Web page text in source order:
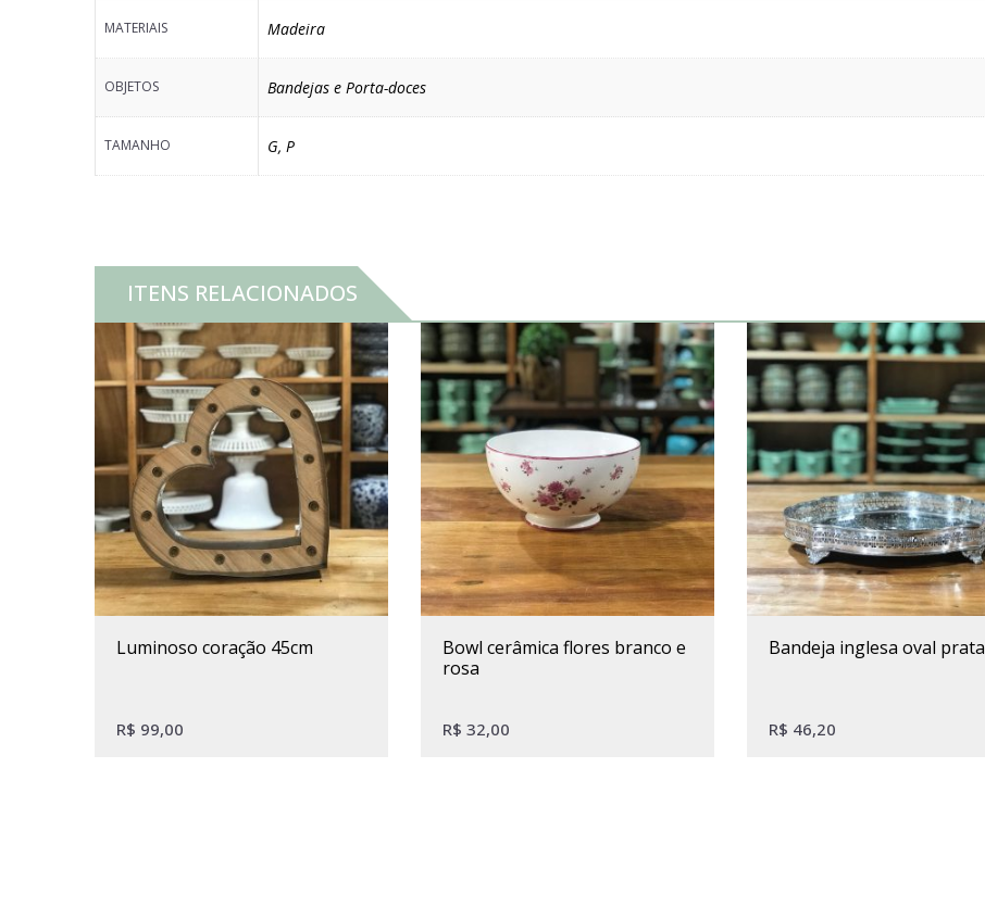
MATERIAIS Madeira
OBJETOS Bandejas e Porta-doces
TAMANHO G, P
ITENS RELACIONADOS
luminoso coração 45cm
R$ 99,00
bowl cerâmica flores branco e
rosa
R$ 32,00
bandeja inglesa oval prata
R$ 46,20